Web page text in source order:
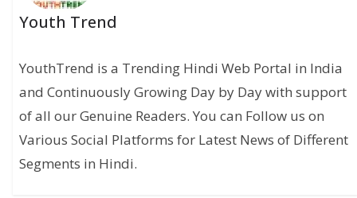
Youth Trend
YouthTrend is a Trending Hindi Web Portal in India
and Continuously Growing Day by Day with support
of all our Genuine Readers. You can Follow us on
Various Social Platforms for Latest News of Different
Segments in Hindi.